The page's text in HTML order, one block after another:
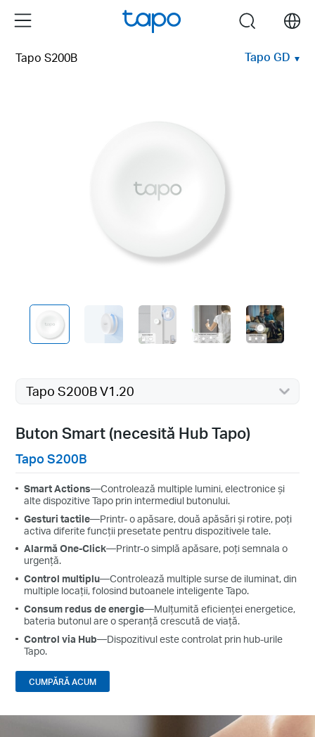
Menu search
Tapo S200B Tapo GD
Tapo S200B V1.20
Buton Smart (necesită Hub Tapo)
Tapo S200B
Smart Actions—Controlează multiple lumini, electronice și
alte dispozitive Tapo prin intermediul butonului.
Gesturi tactile—Printr- o apăsare, două apăsări și rotire, poți
activa diferite funcții presetate pentru dispozitivele tale.
Alarmă One-Click—Printr-o simplă apăsare, poți semnala o
urgență.
Control multiplu—Controlează multiple surse de iluminat, din
multiple locații, folosind butoanele inteligente Tapo.
Consum redus de energie—Mulțumită eficienței energetice,
bateria butonul are o speranță crescută de viață.
Control via Hub—Dispozitivul este controlat prin hub-urile
Tapo.
CUMPĂRĂ ACUM